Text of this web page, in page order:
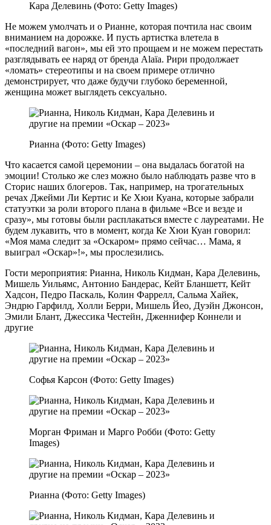
Кара Делевинь (Фото: Getty Images)
Не можем умолчать и о Рианне, которая почтила нас своим
вниманием на дорожке. И пусть артистка влетела в
«последний вагон», мы ей это прощаем и не можем перестать
разглядывать ее наряд от бренда Alaïa. Рири продолжает
«ломать» стереотипы и на своем примере отлично
демонстрирует, что даже будучи глубоко беременной,
женщина может выглядеть сексуально.
Рианна (Фото: Getty Images)
Что касается самой церемонии – она выдалась богатой на
эмоции! Столько же слез можно было наблюдать разве что в
Сторис наших блогеров. Так, например, на трогательных
речах Джейми Ли Кертис и Ке Хюи Куана, которые забрали
статуэтки за роли второго плана в фильме «Все и везде и
сразу», мы готовы были расплакаться вместе с лауреатами. Не
будем лукавить, что в момент, когда Ке Хюи Куан говорил:
«Моя мама следит за «Оскаром» прямо сейчас… Мама, я
выиграл «Оскар»!», мы прослезились.
Гости мероприятия: Рианна, Николь Кидман, Кара Делевинь,
Мишель Уильямс, Антонио Бандерас, Кейт Бланшетт, Кейт
Хадсон, Педро Паскаль, Колин Фаррелл, Сальма Хайек,
Эндрю Гарфилд, Холли Берри, Мишель Йео, Дуэйн Джонсон,
Эмили Блант, Джессика Честейн, Дженнифер Коннели и
другие
Софья Карсон (Фото: Getty Images)
Морган Фриман и Марго Робби (Фото: Getty
Images)
Рианна (Фото: Getty Images)